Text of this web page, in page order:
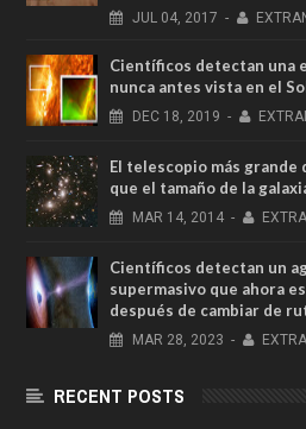
JUL 04, 2017 -
Científicos detectan una
nunca antes vista en el
DEC 18, 2019 -
El telescopio más grande
que el tamaño de la
MAR 14, 2014 -
Científicos detectan un
supermasivo que ahora
después de cambiar de
MAR 28, 2023 -
RECENT POSTS